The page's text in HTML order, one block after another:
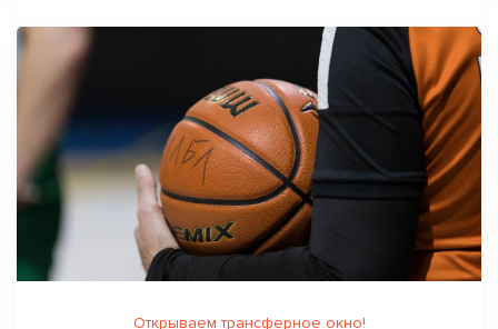
Открываем трансферное окно!